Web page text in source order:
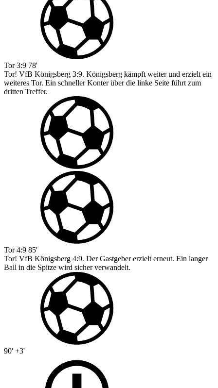
Tor 3:9 78'
Tor! VfB Königsberg 3:9. Königsberg kämpft weiter und erzielt ein
weiteres Tor. Ein schneller Konter über die linke Seite führt zum
dritten Treffer.
Tor 4:9 85'
Tor! VfB Königsberg 4:9. Der Gastgeber erzielt erneut. Ein langer
Ball in die Spitze wird sicher verwandelt.
90' +3'